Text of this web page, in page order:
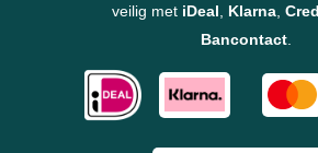
veilig met iDeal Klarna,
Bancontact.